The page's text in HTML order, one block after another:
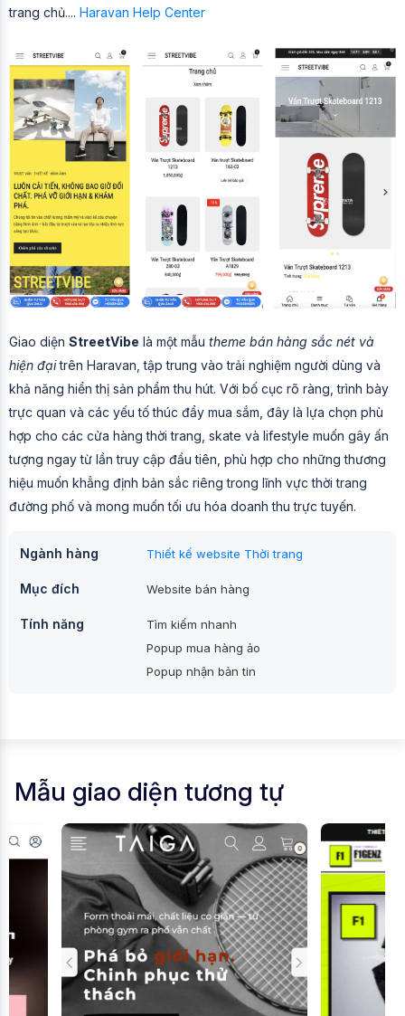
trang chủ.... Haravan Help Center
Giao diện StreetVibe là một mẫu theme bán hàng sắc nét và
hiện đạitrên Haravan, tập trung vào trải nghiệm người dùng và
khả năng hiển thị sản phẩm thu hút. Với bố cục rõ ràng, trình bày
trực quan và các yếu tố thúc đẩy mua sắm, đây là lựa chọn phù
hợp cho các cửa hàng thời trang, skate và lifestyle muốn gây ấn
tượng ngay từ lần truy cập đầu tiên, phù hợp cho những thương
hiệu muốn khẳng định bản sắc riêng trong lĩnh vực thời trang
đường phố và mong muốn tối ưu hóa doanh thu trực tuyến.
Ngành hàng Thiết kế website Thời trang
Mục đích Website bán hàng
Tính năng
Tìm kiếm nhanh
Popup mua hàng ảo
Popup nhận bản tin
Mẫu giao diện tương tự